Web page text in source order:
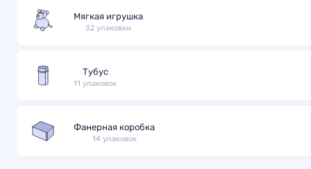
Мягкая игрушка
32 упаковки
Тубус
11 упаковок
Фанерная коробка
14 упаковок